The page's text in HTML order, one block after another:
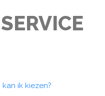
ik kiezen?